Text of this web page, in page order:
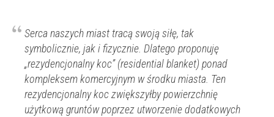
Serca naszych miast tracą swoją siłę, tak
symbolicznie, jak i fizycznie. Dlatego proponuję
„rezydencjonalny koc” (residential blanket) ponad
kompleksem komercyjnym w środku miasta. Ten
rezydencjonalny koc zwiększyłby powierzchnię
użytkową gruntów poprzez utworzenie dodatkowych